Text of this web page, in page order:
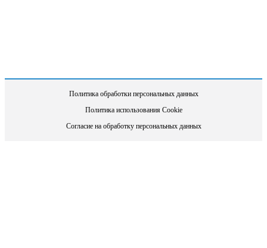
Политика обработки персональных данных
Политика использования Cookie
Согласие на обработку персональных данных